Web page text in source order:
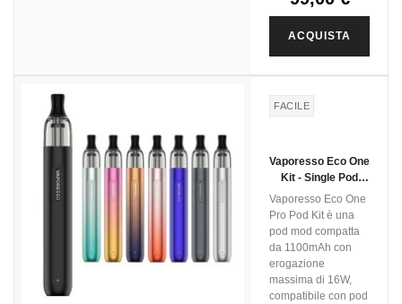
ACQUISTA
FACILE
Vaporesso Eco One
Kit - Single Pod
Version
Vaporesso Eco One
Pro Pod Kit è una
pod mod compatta
da 1100mAh con
erogazione
massima di 16W,
compatibile con pod